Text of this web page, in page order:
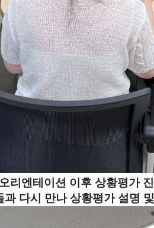
리엔테이션 이후 상황평가
다시 만나 상황평가 설명